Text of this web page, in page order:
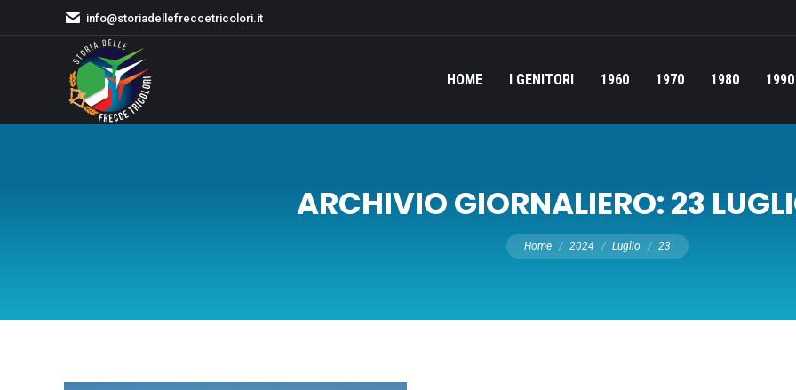
info@storiadellefreccetricolori.it
HOME I GENITORI 1960 1970 1980 1990
ARCHIVIO GIORNALIERO:23
Tu sei qui:
Home 2024 Luglio 23